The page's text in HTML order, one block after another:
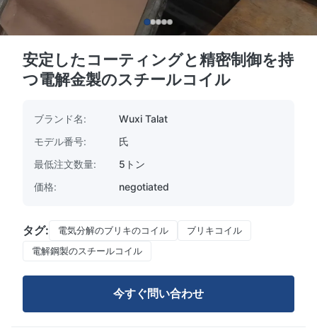
安定したコーティングと精密制御を持
つ電解金製のスチールコイル
ブランド名:
Wuxi Talat
モデル番号:
氏
最低注文数量:
5トン
価格:
negotiated
タグ: 電気分解のブリキのコイル
ブリキコイル
電解鋼製のスチールコイル
今すぐ問い合わせ